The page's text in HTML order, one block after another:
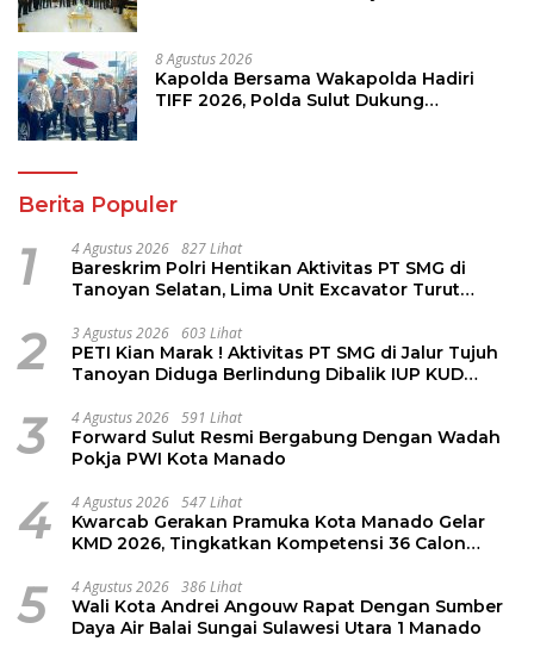
8 Agustus 2026
Kapolda Bersama Wakapolda Hadiri
TIFF 2026, Polda Sulut Dukung
Berita Populer
1 4 Agustus 2026 827 Lihat
Bareskrim Polri Hentikan Aktivitas PT SMG di
Tanoyan Selatan, Lima Unit Excavator Turut
2 3 Agustus 2026 603 Lihat
PETI Kian Marak ! Aktivitas PT SMG di Jalur Tujuh
Tanoyan Diduga Berlindung Dibalik IUP KUD
3 4 Agustus 2026 591 Lihat
Forward Sulut Resmi Bergabung Dengan Wadah
Pokja PWI Kota Manado
4 4 Agustus 2026 547 Lihat
Kwarcab Gerakan Pramuka Kota Manado Gelar
KMD 2026, Tingkatkan Kompetensi 36 Calon
5 4 Agustus 2026 386 Lihat
Wali Kota Andrei Angouw Rapat Dengan Sumber
Daya Air Balai Sungai Sulawesi Utara 1 Manado